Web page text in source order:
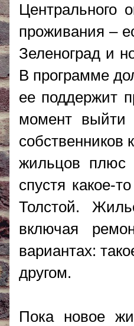
Центрального
проживания –
Зеленоград и
В программе
ее поддержит
момент выйти
собственников
жильцов плюс
спустя какое-
Толстой.
включая
вариантах:
другом.
Пока новое